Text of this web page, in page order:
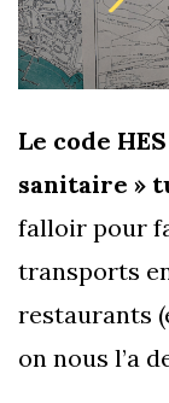
Le code
sanitaire »
falloir pour
transports
restaurants
on nous l’a